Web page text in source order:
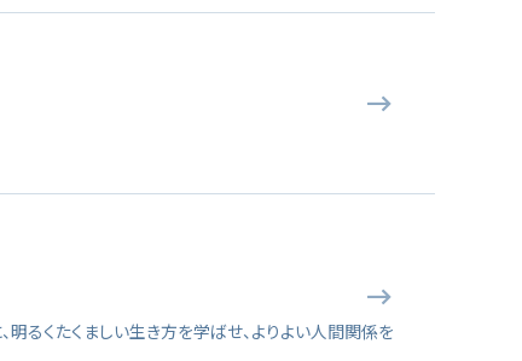
るくたくましい生き方を学ばせ、よりよい人間関係を